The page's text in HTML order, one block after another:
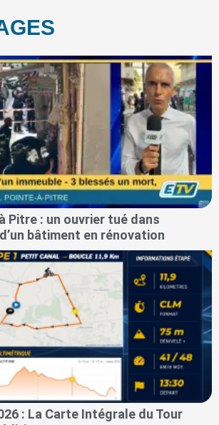
Pitre : un ouvrier tué dans
bâtiment en rénovation
: La Carte Intégrale du Tour